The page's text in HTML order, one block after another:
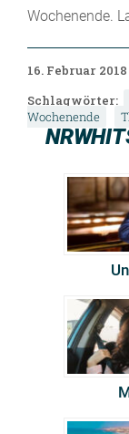
Wochenende.
16. Februar 2018
Schlagwörter:
Wochenende